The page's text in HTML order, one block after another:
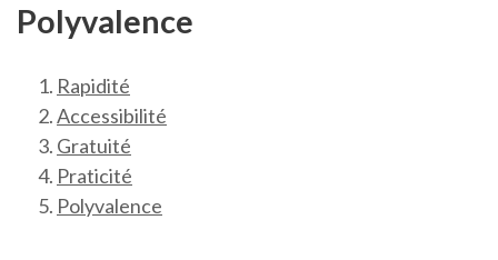
Polyvalence
Rapidité
Accessibilité
Gratuité
Praticité
Polyvalence